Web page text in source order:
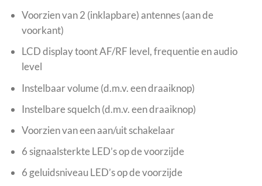
Voorzien van 2 (inklapbare) antennes (aan de
voorkant)
LCD display toont AF/RF level, frequentie en audio
level
Instelbaar volume (d.m.v. een draaiknop)
Instelbare squelch (d.m.v. een draaiknop)
Voorzien van een aan/uit schakelaar
6 signaalsterkte LED’s op de voorzijde
6 geluidsniveau LED’s op de voorzijde